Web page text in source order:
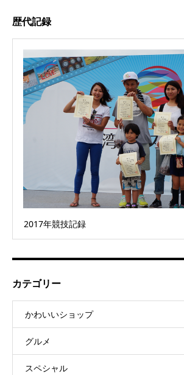
歴代記録
2017年競技記録
カテゴリー
かわいいショップ
グルメ
スペシャル